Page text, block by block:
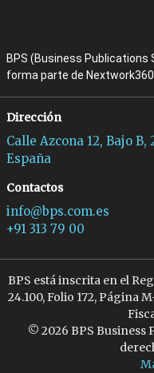
BPS (Business Publications
forma parte de
Dirección
Calle Azcona 12, Bajo
España
Contactos
info@bps.com.es
+91 313 79 00
BPS está inscrita en el
24.100, Folio 172, Página
© 2026 BPS Business